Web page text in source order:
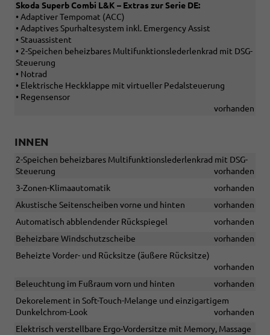
Skoda Superb Combi L&K – Extras zur Serie DE:
• Adaptiver Tempomat (ACC)
• Adaptives Spurhaltesystem inkl. Emergency Assist
• Stauassistent
• 2-Speichen beheizbares Multifunktionslederlenkrad mit DSG-
Steuerung
• Notrad
• Elektrische Heckklappe mit virtueller Pedalsteuerung
• Regensensor
vorhanden
INNEN
2-Speichen beheizbares Multifunktionslederlenkrad mit DSG-
Steuerung
vorhanden
3-Zonen-Klimaautomatik
vorhanden
Akustische Seitenscheiben vorne und hinten
vorhanden
Automatisch abblendender Rückspiegel
vorhanden
Beheizbare Windschutzscheibe
vorhanden
Beheizte Vorder- und Rücksitze (äußere Rücksitze)
vorhanden
Beleuchtung im Fußraum vorn und hinten
vorhanden
Dekorelement in Soft-Touch-Melange und einzigartigem
Dunkelchrom-Look
vorhanden
Elektrisch verstellbare Ergo-Vordersitze mit Memory, Massage